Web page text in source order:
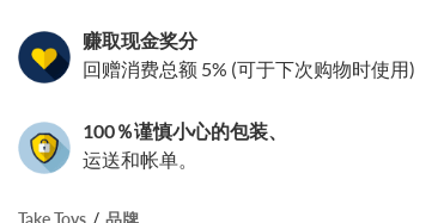
赚取现金奖分
回赠消费总额 5% (可于下次购物时使用)
100％谨慎小心的包装、
运送和帐单。
Take Toys 品牌